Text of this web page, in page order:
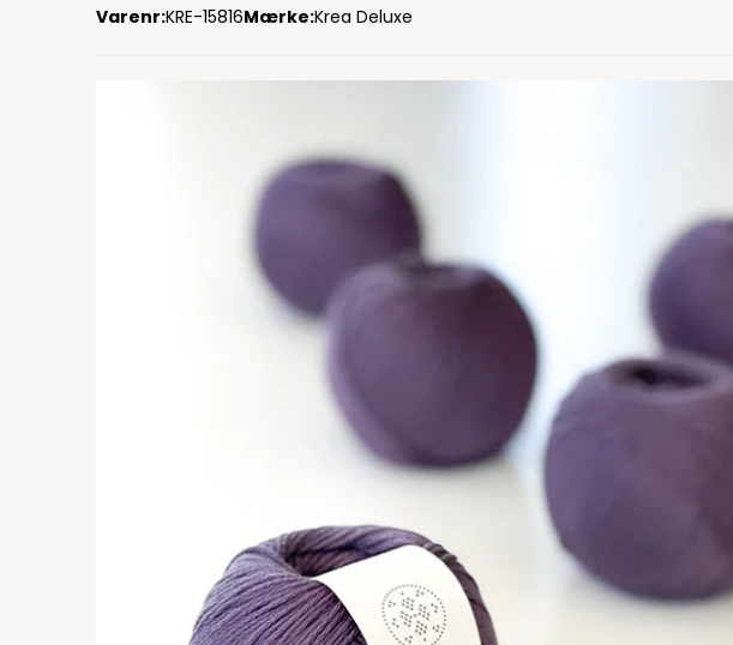
Varenr:KRE-15816Mærke:Krea Deluxe